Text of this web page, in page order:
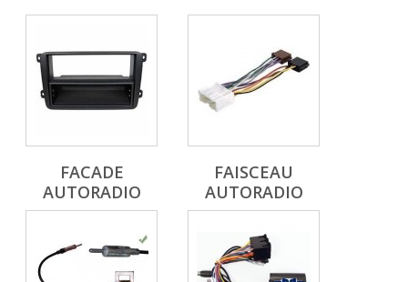
FACADE
AUTORADIO
FAISCEAU
AUTORADIO